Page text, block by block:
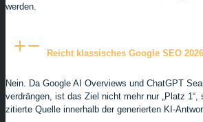
werden.
Reicht klassisches Google SEO
Nein. Da Google AI Overviews und ChatGPT
verdrängen, ist das Ziel nicht mehr nur „Platz 1“,
zitierte Quelle innerhalb der generierten KI-